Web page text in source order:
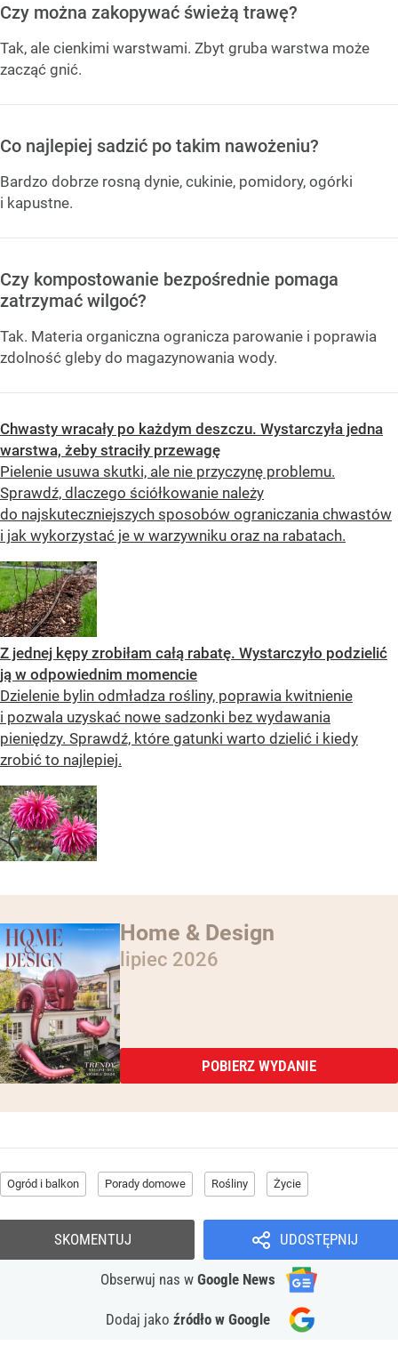
Czy można zakopywać świeżą trawę?
Tak, ale cienkimi warstwami. Zbyt gruba warstwa może
zacząć gnić.
Co najlepiej sadzić po takim nawożeniu?
Bardzo dobrze rosną dynie, cukinie, pomidory, ogórki
i kapustne.
Czy kompostowanie bezpośrednie pomaga
zatrzymać wilgoć?
Tak. Materia organiczna ogranicza parowanie i poprawia
zdolność gleby do magazynowania wody.
Chwasty wracały po każdym deszczu. Wystarczyła jedna
warstwa, żeby straciły przewagę
Pielenie usuwa skutki, ale nie przyczynę problemu.
Sprawdź, dlaczego ściółkowanie należy
do najskuteczniejszych sposobów ograniczania chwastów
i jak wykorzystać je w warzywniku oraz na rabatach.
Z jednej kępy zrobiłam całą rabatę. Wystarczyło podzielić
ją w odpowiednim momencie
Dzielenie bylin odmładza rośliny, poprawia kwitnienie
i pozwala uzyskać nowe sadzonki bez wydawania
pieniędzy. Sprawdź, które gatunki warto dzielić i kiedy
zrobić to najlepiej.
Home & Design
lipiec 2026
POBIERZ WYDANIE
Ogród i balkon Porady domowe Rośliny Życie
UDOSTĘPNIJ
Obserwuj nas w Google News
Dodaj jako źródło w Google
SKOMENTUJ